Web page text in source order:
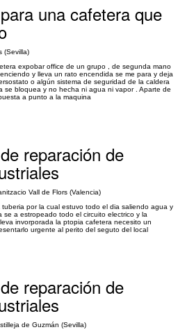
una cafetera que
(Sevilla)
expobar office de un grupo , de segunda mano
y lleva un rato encendida se me para y deja
o algún sistema de seguridad de la caldera
se bloquea y no hecha ni agua ni vapor . Aparte de
a punto a la maquina
reparación de
Vall de Flors (Valencia)
por la cual estuvo todo el dia saliendo agua y
se a estropeado todo el circuito electrico y la
invorporada la ptopia cafetera necesito un
urgente al perito del seguto del local
reparación de
de Guzmán (Sevilla)